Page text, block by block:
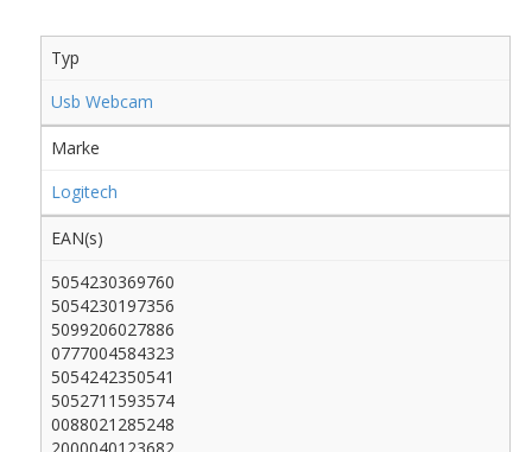
Typ
Usb Webcam
Marke
Logitech
EAN(s)
5054230369760
5054230197356
5099206027886
0777004584323
5054242350541
5052711593574
0088021285248